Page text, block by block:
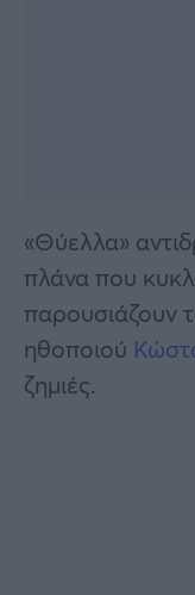
«Θύελλα»
πλάνα που
παρουσιάζουν
ηθοποιού
ζημιές.